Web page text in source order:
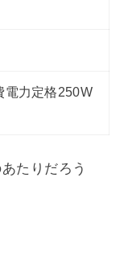
電力定格250W
たりだろう